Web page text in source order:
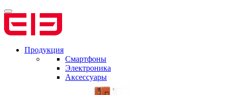
Продукция
Смартфоны
Электроника
Аксессуары